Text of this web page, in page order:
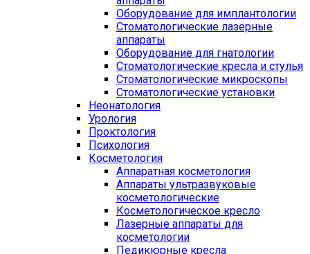
Оборудование для имплантологии
Стоматологические лазерные
аппараты
Оборудование для гнатологии
Стоматологические кресла и стулья
Стоматологические микроскопы
Стоматологические установки
Неонатология
Урология
Проктология
Психология
Косметология
Аппаратная косметология
Аппараты ультразвуковые
косметологические
Косметологическое кресло
Лазерные аппараты для
косметологии
Педикюрные кресла